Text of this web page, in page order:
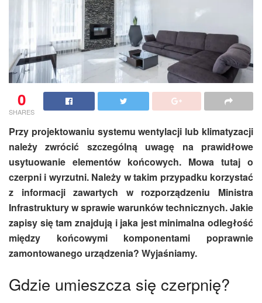
0
SHARES
Przy projektowaniu systemu wentylacji lub klimatyzacji
należy zwrócić szczególną uwagę na prawidłowe
usytuowanie elementów końcowych. Mowa tutaj o
czerpni i wyrzutni. Należy w takim przypadku korzystać
z informacji zawartych w rozporządzeniu Ministra
Infrastruktury w sprawie warunków technicznych. Jakie
zapisy się tam znajdują i jaka jest minimalna odległość
między końcowymi komponentami poprawnie
zamontowanego urządzenia? Wyjaśniamy.
Gdzie umieszcza się czerpnię?